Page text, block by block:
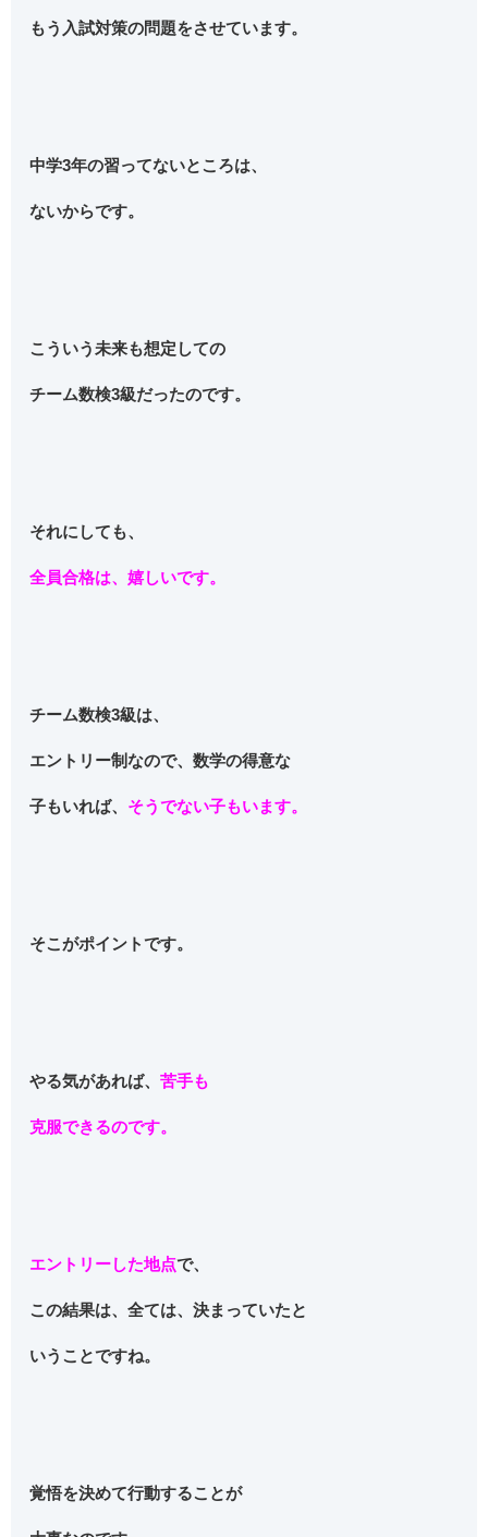
もう入試対策の問題をさせています。
中学3年の習ってないところは、
ないからです。
こういう未来も想定しての
チーム数検3級だったのです。
それにしても、
全員合格は、嬉しいです。
チーム数検3級は、
エントリー制なので、数学の得意な
子もいれば、 そうでない子もいます。
そこがポイントです。
やる気があれば、苦手も
克服できるのです。
エントリーした地点で、
この結果は、全ては、決まっていたと
いうことですね。
覚悟を決めて行動することが